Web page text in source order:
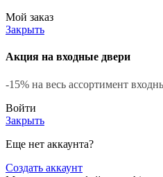
Мой заказ
Закрыть
Акция на входные двери
-15% на весь ассортимент
Войти
Закрыть
Еще нет аккаунта?
Создать аккаунт